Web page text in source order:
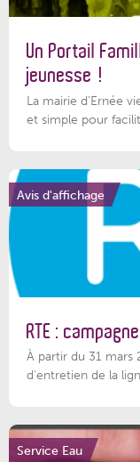
Un Portail
jeunesse !
La mairie d’Ernée
et simple pour
Avis d'affichage
RTE :
À partir du 31
d'entretien de la
Service Eau